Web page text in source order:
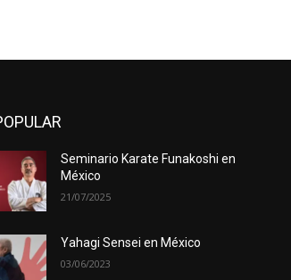
Seminario Karate Funakoshi en
México
21/07/2025
Yahagi Sensei en México
03/06/2023